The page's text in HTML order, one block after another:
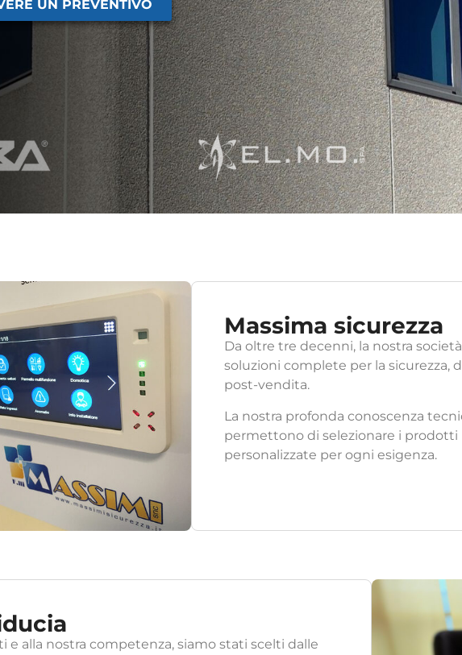
UN PREVENTIVO
Massima sicurezza
Da oltre tre decenni, la nostra
soluzioni complete per la sicurezza,
post-vendita.
La nostra profonda conoscenza
permettono di selezionare i
personalizzate per ogni esigenza.
e alla nostra competenza, siamo stati scelti dalle